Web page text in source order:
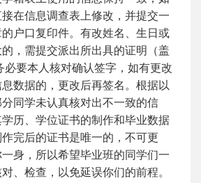
在信息调查表上修改，并提交一
户口复印件。有改姓名、生日或
，需提交派出所出具的证明（盖
必要本人核对确认签字，如有更改
数据的，更改后再签名。根据以
同学未认真核对出不一致的信
历、学位证书的制作和毕业数据
完后的证书是唯一的，不可更
身，所以希望毕业班的同学们一
、检查，以免延误你们的前程。